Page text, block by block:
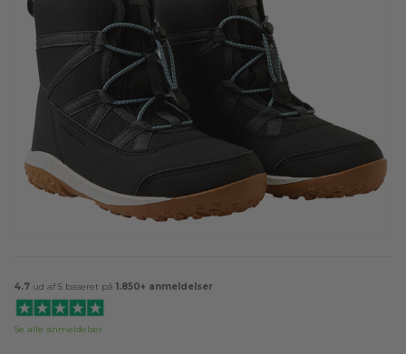
4.7 ud af 5 baseret på1.850+ anmeldelser
Se alle anmeldelser